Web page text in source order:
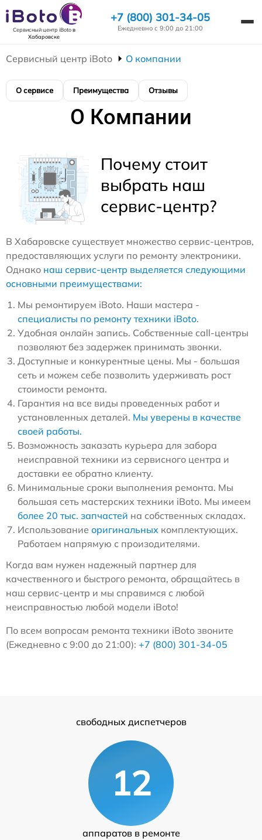
Сервисный центр iBotoв
Хабаровске
+7 (800) 301-34-05
Ежедневно с 9:00 до 21:00
Сервисный центр iBoto О компании
О сервисе Преимущества Отзывы
О Компании
Почему стоит
выбрать наш
сервис-центр?
В Хабаровске существует множество сервис-центров,
предоставляющих услуги по ремонту электроники.
Однако наш сервис-центр выделяется следующими
основными преимуществами:
Мы ремонтируем iBoto. Наши мастера -
специалисты по ремонту техники iBoto.
Удобная онлайн запись. Собственные call-центры
позволяют без задержек принимать звонки.
Доступные и конкурентные цены. Мы - большая
сеть и можем себе позволить удерживать рост
стоимости ремонта.
Гарантия на все виды проведенных работ и
установленных деталей. Мы уверены в качестве
своей работы.
Возможность заказать курьера для забора
неисправной техники из сервисного центра и
доставки ее обратно клиенту.
Минимальные сроки выполнения ремонта. Мы
большая сеть мастерских техники iBoto. Мы имеем
более 20 тыс. запчастей на собственных складах.
Использование оригинальных комплектующих.
Работаем напрямую с произодителями.
Когда вам нужен надежный партнер для
качественного и быстрого ремонта, обращайтесь в
наш сервис-центр и мы справимся с любой
неисправностью любой модели iBoto!
По всем вопросам ремонта техники iBoto звоните
(Ежедневно с 9:00 до 21:00): +7 (800) 301-34-05
свободных диспетчеров
12
аппаратов в ремонте